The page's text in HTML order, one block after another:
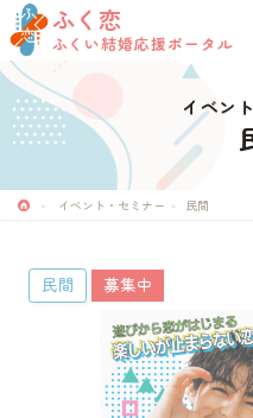
ふく恋
ふくい結婚応援ポータル
イベン
イベント・セミナー 民間
民間 募集中